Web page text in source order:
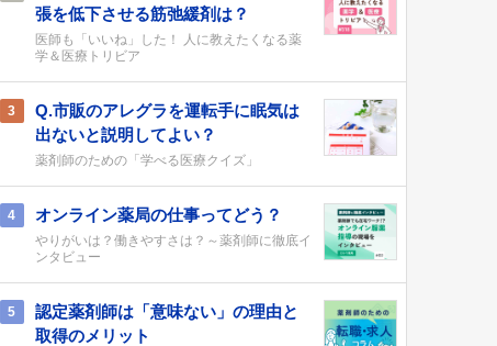
張を低下させる筋弛緩剤は？
医師も「いいね」した！ 人に教えたくなる薬
学＆医療トリビア
3
Q.市販のアレグラを運転手に眠気は
出ないと説明してよい？
薬剤師のための「学べる医療クイズ」
4 オンライン薬局の仕事ってどう？
やりがいは？働きやすさは？～薬剤師に徹底イ
ンタビュー
5
認定薬剤師は「意味ない」の理由と
取得のメリット